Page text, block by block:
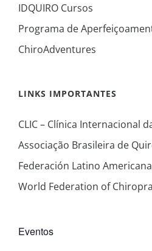
IDQUIRO Cursos
Programa de
ChiroAdventures
LINKS IMPORTANTES
CLIC – Clínica Internacional
Associação Brasileira de
Federación Latino
World Federation of
Eventos